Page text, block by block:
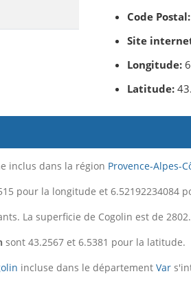
Code Postal:
Site
Longitude:
Latitude:
inclus dans la région Provence-Alpes-
pour la longitude et 6.52192234084
La superficie de Cogolin est de
sont 43.2567 et 6.5381 pour la latitude.
incluse dans le département Var